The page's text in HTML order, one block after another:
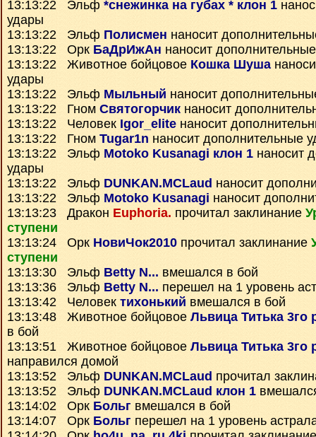
13:13:22 Эльф *снежинка на губах * клон 1
удары
13:13:22 Эльф Полисмен наносит
13:13:22 Орк БаДрИжАн наносит
13:13:22 Животное бойцовое Кошка Шуша
удары
13:13:22 Эльф Мыльный наносит
13:13:22 Гном Святогорчик наносит
13:13:22 Человек Igor_elite наносит
13:13:22 Гном Tugar1n наносит дополнительные
13:13:22 Эльф Motoko Kusanagi клон 1 наносит
удары
13:13:22 Эльф DUNKAN.MCLaud наносит
13:13:22 Эльф Motoko Kusanagi наносит
13:13:23 Дракон Euphoria. прочитал заклинание
ступени
13:13:24 Орк НовиЧок2010 прочитал заклинание
ступени
13:13:30 Эльф Betty N... вмешался в бой
13:13:36 Эльф Betty N... перешел на 1 уровень
13:13:42 Человек тихонький вмешался в бой
13:13:48 Животное бойцовое Львица Титька 3го
в бой
13:13:51 Животное бойцовое Львица Титька 3го
направился домой
13:13:52 Эльф DUNKAN.MCLaud прочитал
13:13:52 Эльф DUNKAN.MCLaud клон 1
13:14:02 Орк Больг вмешался в бой
13:14:07 Орк Больг перешел на 1 уровень